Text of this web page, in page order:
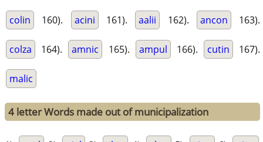
colin 160). acini 161). aalii 162). ancon 163).
colza 164). amnic 165). ampul 166). cutin 167).
malic
4 letter Words made out of municipalization